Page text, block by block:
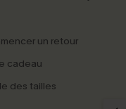
un retour
cadeau
des tailles
-15%